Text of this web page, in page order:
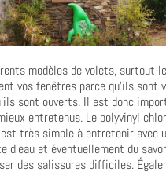
modèles de volets, surtout
vos fenêtres parce qu’ils sont
sont ouverts. Il est donc
entretenus. Le polyvinyl
très simple à entretenir avec
d’eau et éventuellement du
des salissures difficiles.